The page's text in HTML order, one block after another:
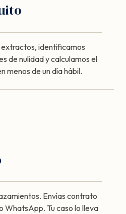
identificamos
de nulidad y calculamos el
menos de un día hábil.
Envías contrato
WhatsApp. Tu caso lo lleva